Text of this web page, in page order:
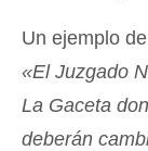
Un ejemplo
«El Juzgado
La Gaceta
deberán